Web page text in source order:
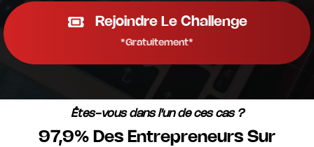
Rejoindre Le Challenge
*Gratuitement*
Êtes-vous dans l'un de ces cas ?
97,9% Des Entrepreneurs Sur